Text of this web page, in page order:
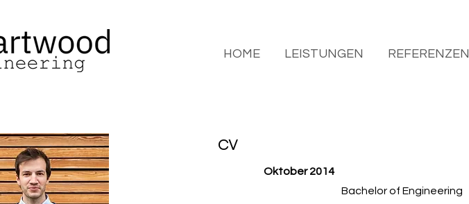
HOME LEISTUNGEN REFERENZEN
CV
Oktober 2014
Bachelor of Engineering